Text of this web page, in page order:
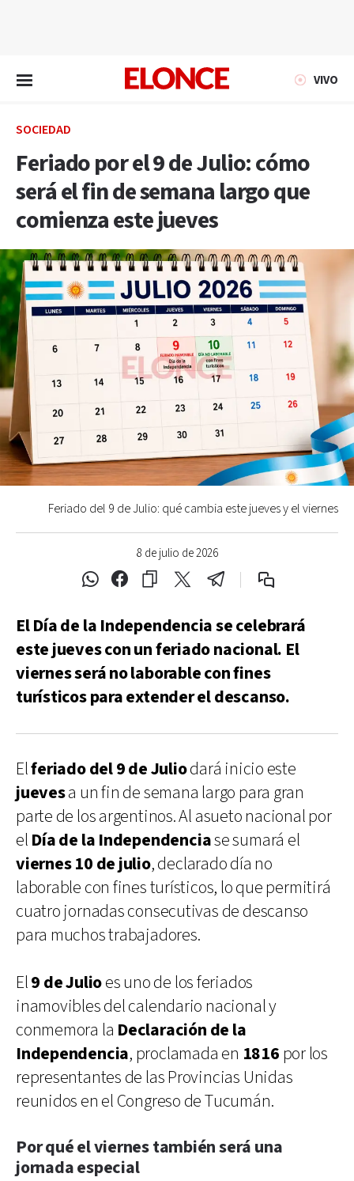
VIVO
SOCIEDAD
Feriado por el 9 de Julio: cómo
será el fin de semana largo que
comienza este jueves
8 de julio de 2026
Feriado del 9 de Julio: qué cambia este jueves y el viernes
El Día de la Independencia se celebrará
este jueves con un feriado nacional. El
viernes será no laborable con fines
turísticos para extender el descanso.
Elferiado del 9 de Juliodará inicio este
juevesa un fin de semana largo para gran
parte de los argentinos. Al asueto nacional por
el Día de la Independenciase sumará el
viernes 10 de julio, declarado día no
laborable con fines turísticos, lo que permitirá
cuatro jornadas consecutivas de descanso
para muchos trabajadores.
El9 de Julioes uno de los feriados
inamovibles del calendario nacional y
conmemora la Declaración de la
Independencia, proclamada en 1816 por los
representantes de las Provincias Unidas
reunidos en el Congreso de Tucumán.
Por qué el viernes también será una
jornada especial